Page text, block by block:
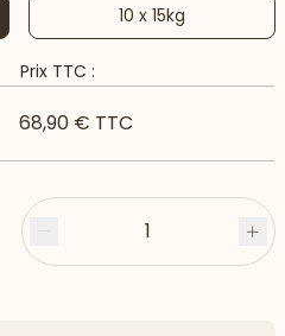
10 x 15kg
Prix TTC :
68,90 € TTC
Moins 1